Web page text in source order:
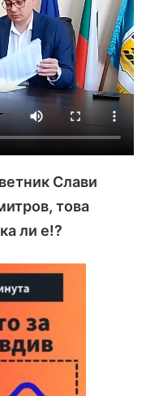
Слави
това
ли е!?